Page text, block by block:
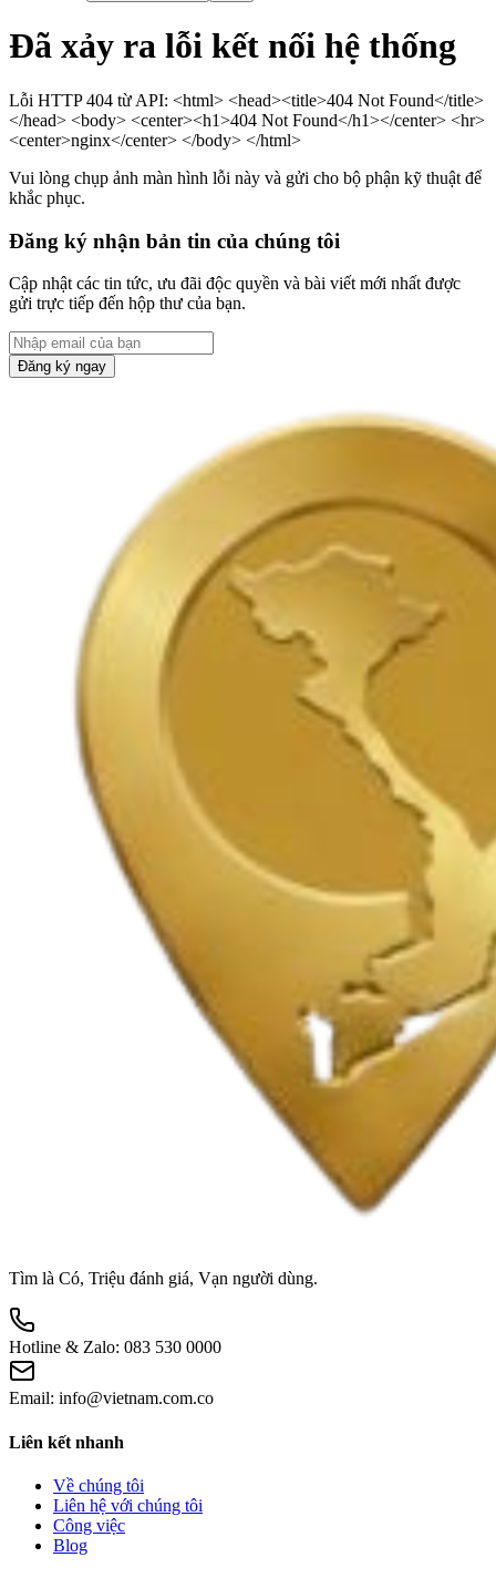
Đã xảy ra lỗi kết nối hệ thống
Lỗi HTTP 404 từ API: <html> <head><title>404 Not Found</title>
</head> <body> <center><h1>404 Not Found</h1></center> <hr>
<center>nginx</center> </body> </html>
Vui lòng chụp ảnh màn hình lỗi này và gửi cho bộ phận kỹ thuật để
khắc phục.
Đăng ký nhận bản tin của chúng tôi
Cập nhật các tin tức, ưu đãi độc quyền và bài viết mới nhất được
gửi trực tiếp đến hộp thư của bạn.
Đăng ký ngay
Tìm là Có, Triệu đánh giá, Vạn người dùng.
Hotline & Zalo: 083 530 0000
Email: info@vietnam.com.co
Liên kết nhanh
Về chúng tôi
Liên hệ với chúng tôi
Công việc
Blog